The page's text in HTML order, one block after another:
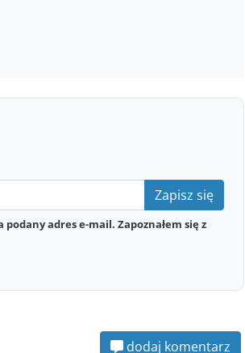
Zapisz się
adres e-mail. Zapoznałem się z
dodaj komentarz